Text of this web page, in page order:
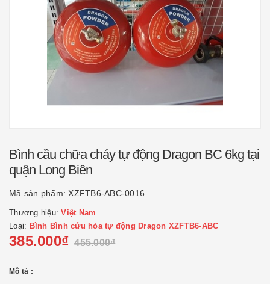
Bình cầu chữa cháy tự động Dragon BC 6kg tại
quận Long Biên
Mã sản phẩm: XZFTB6-ABC-0016
Thương hiệu:Việt Nam
Loại: Bình Bình cứu hỏa tự động Dragon XZFTB6-ABC
385.000₫ 455.000₫
Mô tả :